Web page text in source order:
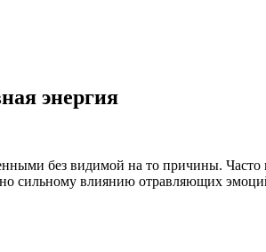
энергия
без видимой на то причины.
сильному влиянию отравляющих